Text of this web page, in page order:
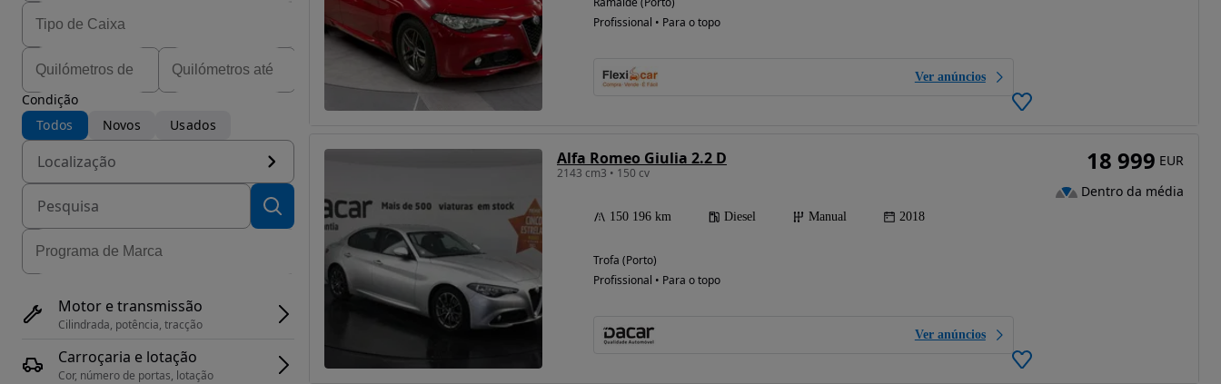
Condição
Todos
Novos Usados
Localização
Motor e transmissão
Cilindrada, potência, tracção
Carroçaria e lotação
Cor, número de portas, lotação
Profissional • Para o topo
Ver anúncios
Alfa Romeo Giulia 2.2 D
2143 cm3 • 150 cv
150 196 km Diesel Manual 2018
Trofa (Porto)
Profissional • Para o topo
Ver anúncios
18 999 EUR
Dentro da média